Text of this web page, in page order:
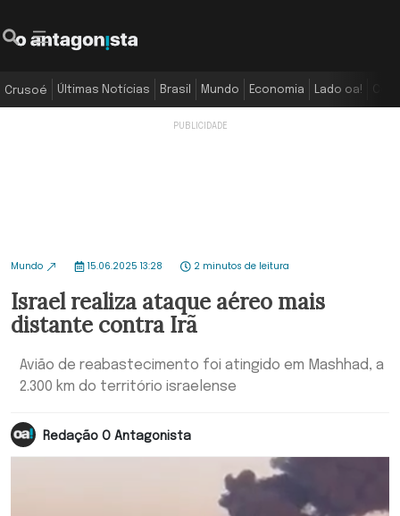
Crusoé Últimas Notícias Brasil Mundo Economia Lado oa!
Mundo 15.06.2025 13:28 2 minutos de leitura
Israel realiza ataque aéreo mais
distante contra Irã
Avião de reabastecimento foi atingido em Mashhad, a
2.300 km do território israelense
Redação O Antagonista